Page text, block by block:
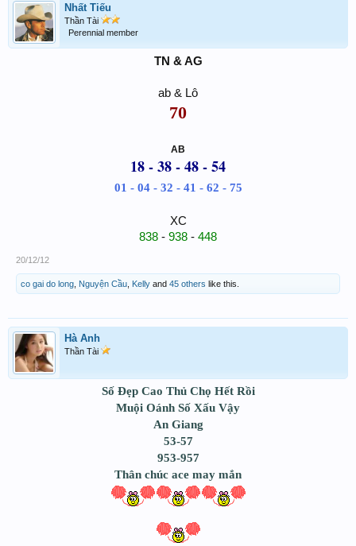
Nhất Tiếu
Thần Tài
Perennial member
TN & AG
ab & Lô
70
AB
18 - 38 - 48 - 54
01 - 04 - 32 - 41 - 62 - 75
XC
838 - 938 - 448
20/12/12
co gai do long Nguyện Cầu Kelly and 45 others like this.
Hà Anh
Thần Tài
Số Đẹp Cao Thủ Chọ Hết Rồi
Muội Oánh Số Xấu Vậy
An Giang
53-57
953-957
Thân chúc ace may mắn